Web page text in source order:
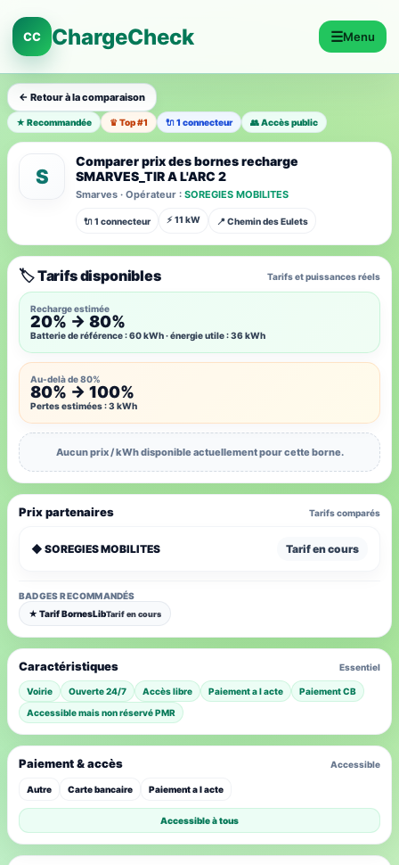
CC ChargeCheck ☰Menu
← Retour à la comparaison
★ Recommandée ♛ Top #1 🔌 1 connecteur 👥 Accès public
S
Comparer prix des bornes recharge
SMARVES_TIR A L'ARC 2
Smarves · Opérateur : SOREGIES MOBILITES
🔌 1 connecteur ⚡ 11 kW 📍 Chemin des Eulets
🏷️ Tarifs disponibles Tarifs et puissances réels
Recharge estimée
20% → 80%
Batterie de référence : 60 kWh · énergie utile : 36 kWh
Au-delà de 80%
80% → 100%
Pertes estimées : 3 kWh
Aucun prix / kWh disponible actuellement pour cette borne.
Prix partenaires Tarifs comparés
◆ SOREGIES MOBILITES Tarif en cours
BADGES RECOMMANDÉS
★ Tarif BornesLibTarif en cours
Caractéristiques Essentiel
Voirie Ouverte 24/7 Accès libre Paiement a l acte
Paiement CB
Accessible mais non réservé PMR
Paiement & accès Accessible
Autre Carte bancaire Paiement a l acte
Accessible à tous